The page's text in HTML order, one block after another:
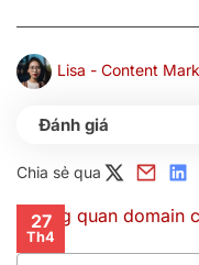
Lisa - Content
Chia sẻ qua
27
Th4